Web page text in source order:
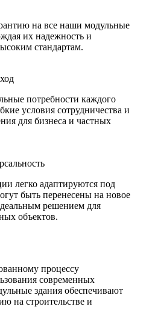
на все наши модульные
их надежность и
стандартам.
потребности каждого
условия сотрудничества и
для бизнеса и частных
легко адаптируются под
быть перенесены на новое
решением для
объектов.
процессу
современных
здания обеспечивают
на строительстве и